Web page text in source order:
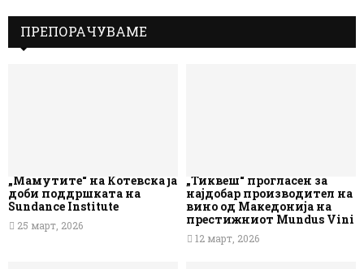
ПРЕПОРАЧУВАМЕ
„Мамутите“ на Котевска ја
доби поддршката на
Sundance Institute
25 март, 2026
„Тиквеш“ прогласен за
најдобар производител на
вино од Македонија на
престижниот Mundus Vini
12 март, 2026